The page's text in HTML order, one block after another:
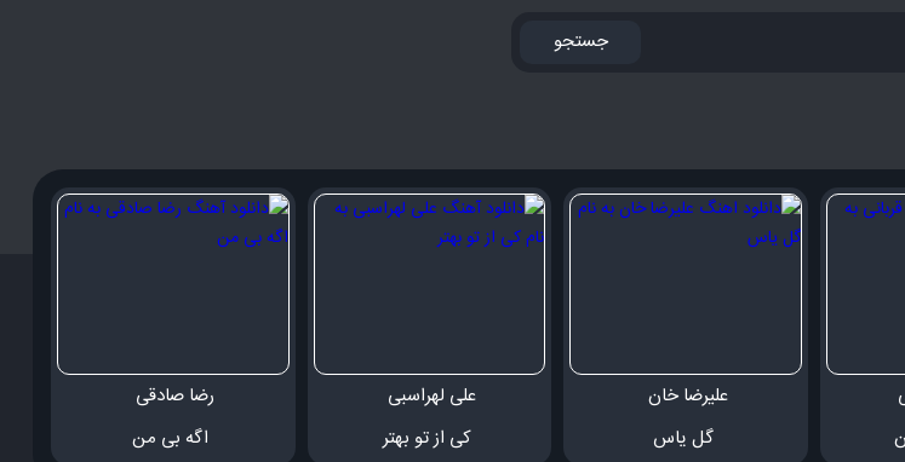
جستجو
علیرضا خان
گل یاس
علی لهراسبی
کی از تو بهتر
رضا صادقی
اگه بی من